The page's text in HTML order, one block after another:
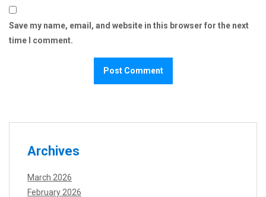
Save my name, email, and website in this browser for the next
time I comment.
Archives
March 2026
February 2026